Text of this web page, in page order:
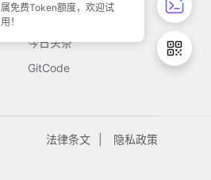
属免费Token额度，欢迎试
用！
今日头条
GitCode
法律条文 隐私政策